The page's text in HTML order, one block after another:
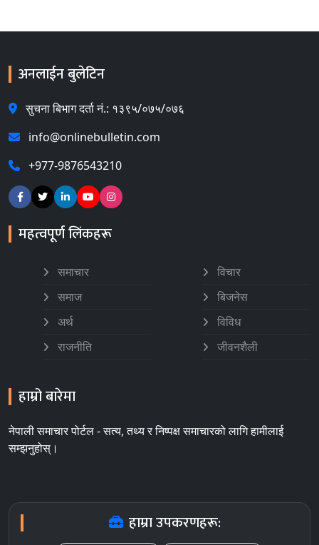
अनलाईन बुलेटिन
सुचना बिभाग दर्ता नं.: १३९५/०७५/०७६
info@onlinebulletin.com
+977-9876543210
महत्वपूर्ण लिंकहरू
समाचार
समाज
अर्थ
राजनीति
विचार
बिजनेस
विविध
जीवनशैली
हाम्रो बारेमा
नेपाली समाचार पोर्टल - सत्य, तथ्य र निष्पक्ष समाचारको लागि हामीलाई
सम्झनुहोस्।
हाम्रा उपकरणहरू: